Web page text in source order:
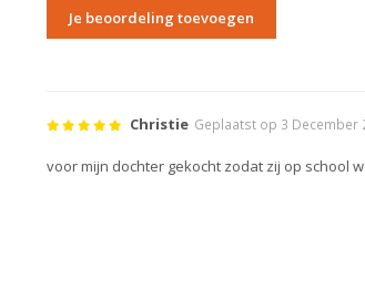
Je beoordeling toevoegen
Christie Geplaatst op 3 December
voor mijn dochter gekocht zodat zij op school